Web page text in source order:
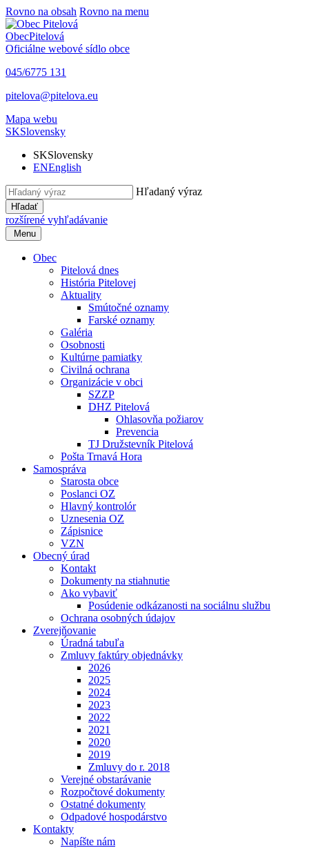
Rovno na obsah Rovno na menu
ObecPitelová
Oficiálne webové sídlo obce
045/6775 131
pitelova@pitelova.eu
Mapa webu
SKSlovensky
SKSlovensky
ENEnglish
Hľadaný výraz
Hľadať
rozšírené vyhľadávanie
Menu
Obec
Pitelová dnes
História Pitelovej
Aktuality
Smútočné oznamy
Farské oznamy
Galéria
Osobnosti
Kultúrne pamiatky
Civilná ochrana
Organizácie v obci
SZZP
DHZ Pitelová
Ohlasovňa požiarov
Prevencia
TJ Družstevník Pitelová
Pošta Trnavá Hora
Samospráva
Starosta obce
Poslanci OZ
Hlavný kontrolór
Uznesenia OZ
Zápisnice
VZN
Obecný úrad
Kontakt
Dokumenty na stiahnutie
Ako vybaviť
Posúdenie odkázanosti na sociálnu službu
Ochrana osobných údajov
Zverejňovanie
Úradná tabuľa
Zmluvy faktúry objednávky
2026
2025
2024
2023
2022
2021
2020
2019
Zmluvy do r. 2018
Verejné obstarávanie
Rozpočtové dokumenty
Ostatné dokumenty
Odpadové hospodárstvo
Kontakty
Napíšte nám